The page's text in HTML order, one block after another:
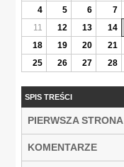
4
5 6 7
11
12 13 14
18
19 20 21
25
26 27 28
SPIS TREŚCI
PIERWSZA STRONA
KOMENTARZE